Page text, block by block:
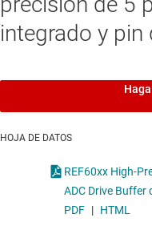
integrado y pin
HOJA DE DATOS
REF60xx High-
ADC Drive Buffer
PDF | HTML